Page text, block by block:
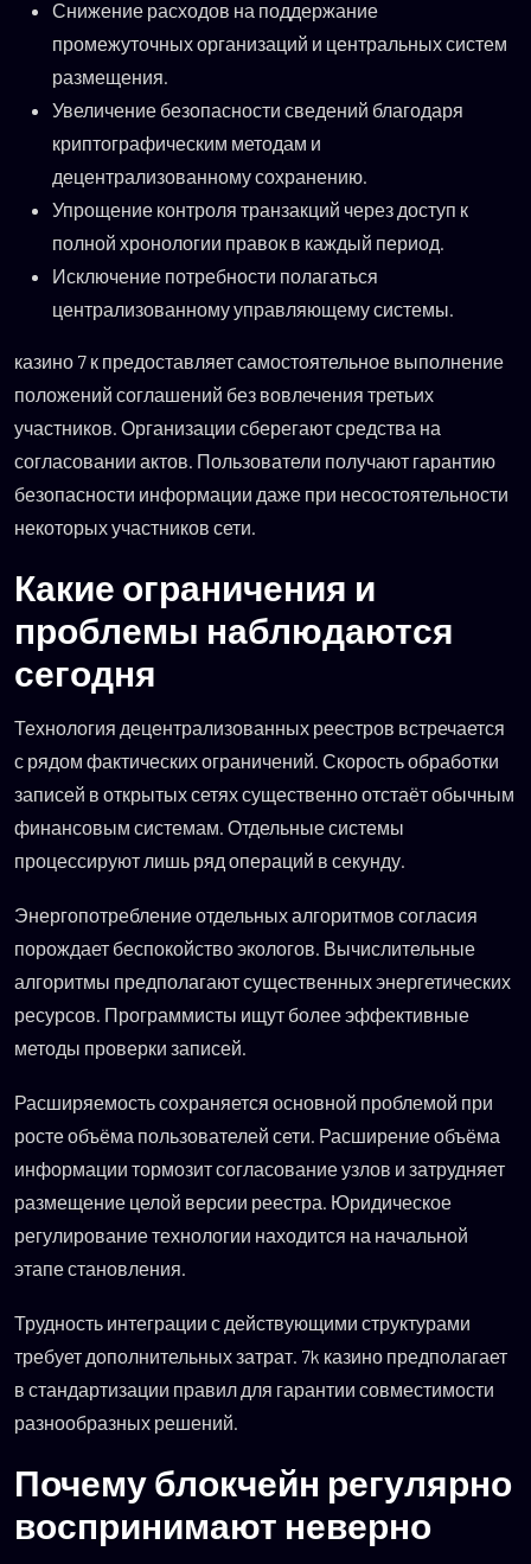
Снижение расходов на поддержание
промежуточных организаций и центральных систем
размещения.
Увеличение безопасности сведений благодаря
криптографическим методам и
децентрализованному сохранению.
Упрощение контроля транзакций через доступ к
полной хронологии правок в каждый период.
Исключение потребности полагаться
централизованному управляющему системы.
казино 7 к предоставляет самостоятельное выполнение
положений соглашений без вовлечения третьих
участников. Организации сберегают средства на
согласовании актов. Пользователи получают гарантию
безопасности информации даже при несостоятельности
некоторых участников сети.
Какие ограничения и
проблемы наблюдаются
сегодня
Технология децентрализованных реестров встречается
с рядом фактических ограничений. Скорость обработки
записей в открытых сетях существенно отстаёт обычным
финансовым системам. Отдельные системы
процессируют лишь ряд операций в секунду.
Энергопотребление отдельных алгоритмов согласия
порождает беспокойство экологов. Вычислительные
алгоритмы предполагают существенных энергетических
ресурсов. Программисты ищут более эффективные
методы проверки записей.
Расширяемость сохраняется основной проблемой при
росте объёма пользователей сети. Расширение объёма
информации тормозит согласование узлов и затрудняет
размещение целой версии реестра. Юридическое
регулирование технологии находится на начальной
этапе становления.
Трудность интеграции с действующими структурами
требует дополнительных затрат. 7k казино предполагает
в стандартизации правил для гарантии совместимости
разнообразных решений.
Почему блокчейн регулярно
воспринимают неверно